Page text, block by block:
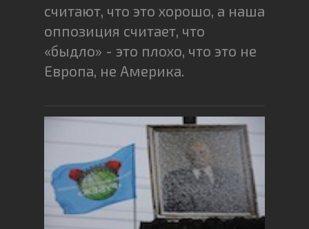
считают, что это хорошо, а наша
оппозиция считает, что
«быдло» - это плохо, что это не
Европа, не Америка.